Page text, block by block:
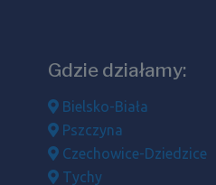
Gdzie działamy:
Bielsko-Biała
Pszczyna
Czechowice-Dziedzice
Tychy